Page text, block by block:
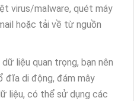
virus/malware, quét máy
hoặc tải về từ nguồn
liệu quan trọng, bạn nên
đĩa di động, đám mây
liệu, có thể sử dụng các